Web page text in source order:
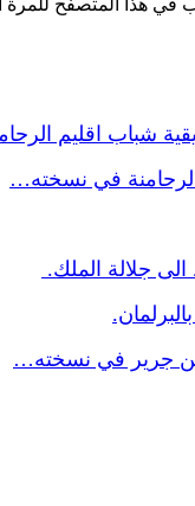
شباب اقليم
الرحامنة في نسخته…
جلالة الملك.
جرير في نسخته…